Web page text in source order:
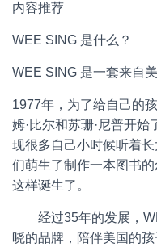
内容推荐
WEE SING 是什么？
WEE SING 是一套来自
1977年，为了给自己的
姆·比尔和苏珊·尼普开
现很多自己小时候听着
们萌生了制作一本图书
这样诞生了。
经过35年的发展，
晓的品牌，陪伴美国的孩